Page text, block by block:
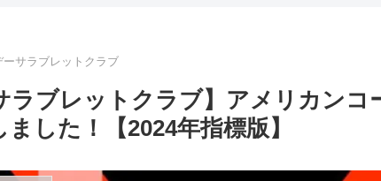
ーサラブレットクラブ
ラブレットクラブ】アメリカンコ
した！【2024年指標版】